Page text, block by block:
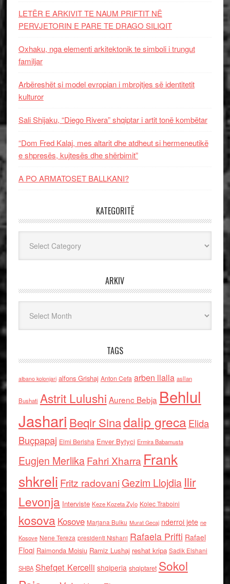
LETËR E ARKIVIT TE NAUM PRIFTIT NË
PERVJETORIN E PARE TE DRAGO SILIQIT
Oxhaku, nga elementi arkitektonik te simboli i trungut
familjar
Arbëreshët si model evropian i mbrojtjes së identitetit
kulturor
Sali Shijaku, “Diego Rivera” shqiptar i artit tonë kombëtar
“Dom Fred Kalaj, mes altarit dhe atdheut si hermeneutikë
e shpresës, kujtesës dhe shërbimit”
A PO ARMATOSET BALLKANI?
KATEGORITË
ARKIV
TAGS
albano kolonjari alfons Grishaj Anton Cefa arben llalla asllan
Bushati Astrit Lulushi Aurenc Bebja Behlul
Jashari Beqir Sinadalip grecaElida
Buçpapaj Elmi Berisha Enver Bytyci Ermira Babamusta
Eugjen MerlikaFahri Xharra Frank
shkreli Fritz radovaniGezim Llojdia Ilir
Levonja Interviste Keze Kozeta Zylo Kolec Traboini
kosova Kosove Marjana Bulku Murat Gecaj nderroi jete ne
Kosove Nene Tereza presidenti Nishani Rafaela Prifti Rafael
Floqi Raimonda Moisiu Ramiz Lushaj reshat kripa Sadik Elshani
SHBA Shefqet Kercelli shqiperia shqiptaret Sokol